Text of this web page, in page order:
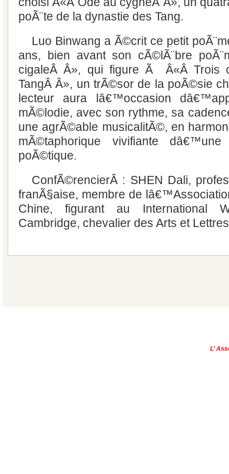
poÃ¨te de la dynastie des Tang.
Luo Binwang a Ã©crit ce petit
ans, bien avant son cÃ©lÃ¨bre
cigaleÂ Â», qui figure Ã Â«Â Trois
TangÂ Â», un trÃ©sor de la poÃ©sie
lecteur aura lâ€™occasion
mÃ©lodie, avec son rythme, sa
une agrÃ©able musicalitÃ©, en
mÃ©taphorique vivifiante dâ€™une
poÃ©tique.
ConfÃ©rencierÂ : SHEN Dali,
franÃ§aise, membre de
Chine, figurant au International
Cambridge, chevalier des Arts et
L’